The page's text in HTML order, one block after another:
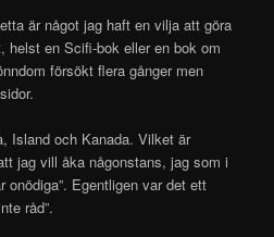
är något jag haft en vilja att göra
helst en Scifi-bok eller en bok om
försökt flera gånger men
Island och Kanada. Vilket är
jag vill åka någonstans, jag som i
onödiga”. Egentligen var det ett
råd”.